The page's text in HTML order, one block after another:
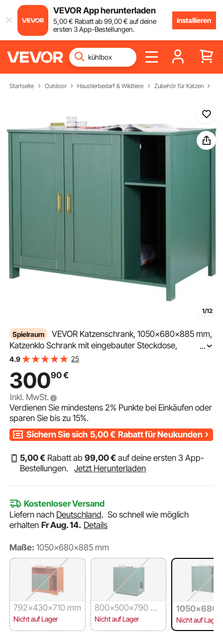
VEVOR App herunterladen
5,00€ Rabatt ab99,00€ auf deine
ersten 3 App-Bestellungen.
installieren
Startseite Outdoor Haustierbedarf & Wildtiere Zubehör für Katzen
1/12
Spielraum
VEVOR Katzenschrank, 1050x680x885 mm,
Katzenklo Schrank mit eingebauter Steckdose,
Schublade & abnehmbarer Trennwand, passend für die
...
4.9 25
30090€
Inkl. MwSt.
Verdienen Sie mindestens2% Punkte bei Einkäufen oder
sparen Sie bis zu15%.
Sichern Sie sich 5,00€ Rabatt für Neukunden
5,00€ Rabatt ab99,00€ auf deine ersten 3 App-
Bestellungen.
Jetzt Herunterladen
Kostenloser Versand
Liefern nach Deutschland.So schnell wie möglich
erhalten Fr Aug. 14. Details
Maße: 1050x680x885 mm
792x430x710 mm
Nicht auf Lager
800x500x790 m
m
Nicht auf Lager
mm
Nicht auf Lager